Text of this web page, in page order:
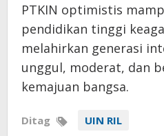
PTKIN optimistis
pendidikan tinggi
melahirkan generasi
unggul, moderat, dan
kemajuan bangsa.
Ditag UIN RIL